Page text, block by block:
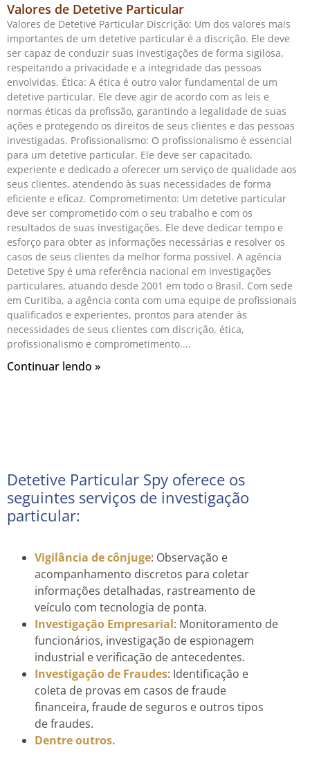
Valores de Detetive Particular
Valores de Detetive Particular Discrição: Um dos valores mais
importantes de um detetive particular é a discrição. Ele deve
ser capaz de conduzir suas investigações de forma sigilosa,
respeitando a privacidade e a integridade das pessoas
envolvidas. Ética: A ética é outro valor fundamental de um
detetive particular. Ele deve agir de acordo com as leis e
normas éticas da profissão, garantindo a legalidade de suas
ações e protegendo os direitos de seus clientes e das pessoas
investigadas. Profissionalismo: O profissionalismo é essencial
para um detetive particular. Ele deve ser capacitado,
experiente e dedicado a oferecer um serviço de qualidade aos
seus clientes, atendendo às suas necessidades de forma
eficiente e eficaz. Comprometimento: Um detetive particular
deve ser comprometido com o seu trabalho e com os
resultados de suas investigações. Ele deve dedicar tempo e
esforço para obter as informações necessárias e resolver os
casos de seus clientes da melhor forma possível. A agência
Detetive Spy é uma referência nacional em investigações
particulares, atuando desde 2001 em todo o Brasil. Com sede
em Curitiba, a agência conta com uma equipe de profissionais
qualificados e experientes, prontos para atender às
necessidades de seus clientes com discrição, ética,
profissionalismo e comprometimento.
Continuar lendo »
Detetive Particular Spy oferece os
seguintes serviços de investigação
particular:
Vigilância de cônjuge: Observação e
acompanhamento discretos para coletar
informações detalhadas, rastreamento de
veículo com tecnologia de ponta.
Investigação Empresarial: Monitoramento de
funcionários, investigação de espionagem
industrial e verificação de antecedentes.
Investigação de Fraudes: Identificação e
coleta de provas em casos de fraude
financeira, fraude de seguros e outros tipos
de fraudes.
Dentre outros.